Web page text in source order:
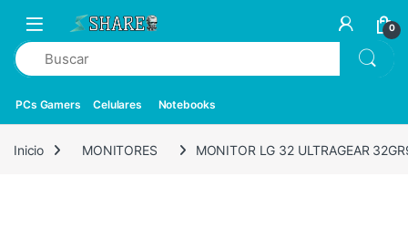
0
PCs Gamers Celulares Notebooks
Inicio MONITORES MONITOR LG 32 ULTRAGEAR